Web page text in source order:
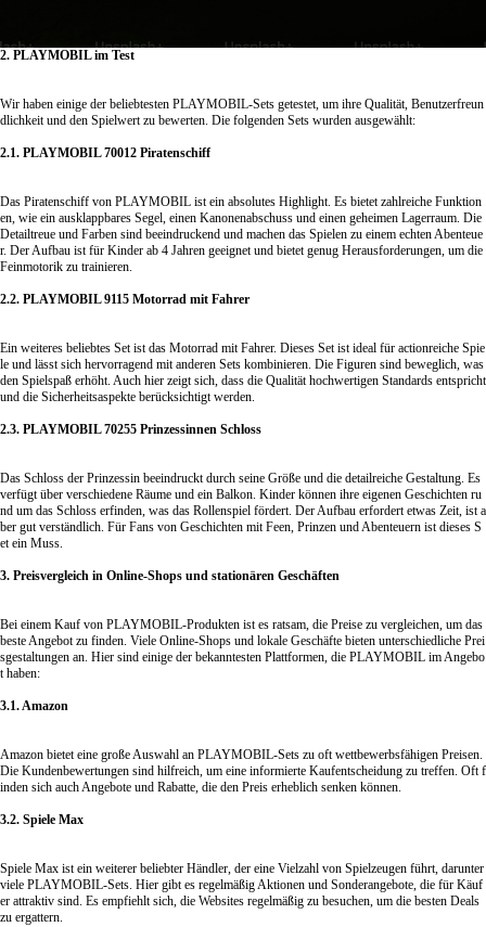
2. PLAYMOBIL im Test
Wir haben einige der beliebtesten PLAYMOBIL-Sets getestet, um ihre Qualität, Benutzerfreun
dlichkeit und den Spielwert zu bewerten. Die folgenden Sets wurden ausgewählt:
2.1. PLAYMOBIL 70012 Piratenschiff
Das Piratenschiff von PLAYMOBIL ist ein absolutes Highlight. Es bietet zahlreiche Funktion
en, wie ein ausklappbares Segel, einen Kanonenabschuss und einen geheimen Lagerraum. Die
Detailtreue und Farben sind beeindruckend und machen das Spielen zu einem echten Abenteue
r. Der Aufbau ist für Kinder ab 4 Jahren geeignetund bietet genug Herausforderungen, um die
Feinmotorik zu trainieren.
2.2. PLAYMOBIL 9115 Motorrad mit Fahrer
Ein weiteres beliebtes Set ist das Motorrad mit Fahrer. Dieses Set ist ideal für actionreiche Spie
le und lässt sich hervorragend mit anderen Sets kombinieren. Die Figuren sind beweglich, was
den Spielspaß erhöht. Auch hier zeigt sich, dass die Qualität hochwertigen Standards entspricht
und die Sicherheitsaspekte berücksichtigt werden.
2.3. PLAYMOBIL 70255 Prinzessinnen Schloss
Das Schloss der Prinzessin beeindruckt durch seine Größe und die detailreiche Gestaltung. Es
verfügt über verschiedene Räume und ein Balkon. Kinder können ihre eigenen Geschichten ru
nd um das Schloss erfinden, was das Rollenspiel fördert. Der Aufbau erfordert etwas Zeit, ist a
ber gut verständlich. Für Fans von Geschichten mit Feen, Prinzen und Abenteuern ist dieses S
et ein Muss.
3. Preisvergleich in Online-Shops und stationären Geschäften
Bei einem Kauf von PLAYMOBIL-Produkten ist es ratsam, die Preise zu vergleichen, um das
beste Angebot zu finden. Viele Online-Shops und lokale Geschäfte bieten unterschiedliche Prei
sgestaltungen an. Hier sind einige der bekanntesten Plattformen, die PLAYMOBIL im Angebo
t haben:
3.1. Amazon
Amazon bietet eine große Auswahl an PLAYMOBIL-Sets zu oft wettbewerbsfähigen Preisen.
Die Kundenbewertungen sind hilfreich, um eine informierte Kaufentscheidung zu treffen. Oft f
inden sich auch Angebote und Rabatte, die den Preis erheblich senken können.
3.2. Spiele Max
Spiele Max ist ein weiterer beliebter Händler, der eine Vielzahl von Spielzeugen führt, darunter
viele PLAYMOBIL-Sets. Hier gibt es regelmäßig Aktionen und Sonderangebote, die für Käuf
er attraktiv sind. Es empfiehlt sich, die Websites regelmäßig zu besuchen, um die besten Deals
zu ergattern.